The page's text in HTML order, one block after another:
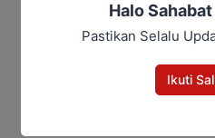
karhutla
Halo
Pastikan Selalu
Ikuti